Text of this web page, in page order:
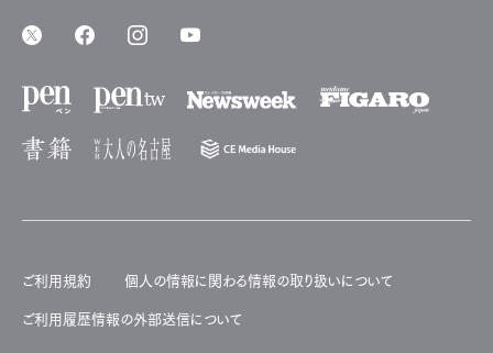
ご利用規約 個人の情報に関わる情報の取り扱いについて
ご利用履歴情報の外部送信について